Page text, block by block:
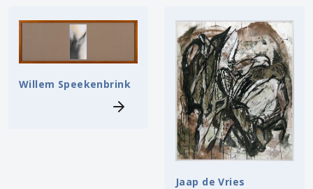
Willem Speekenbrink
Jaap de Vries